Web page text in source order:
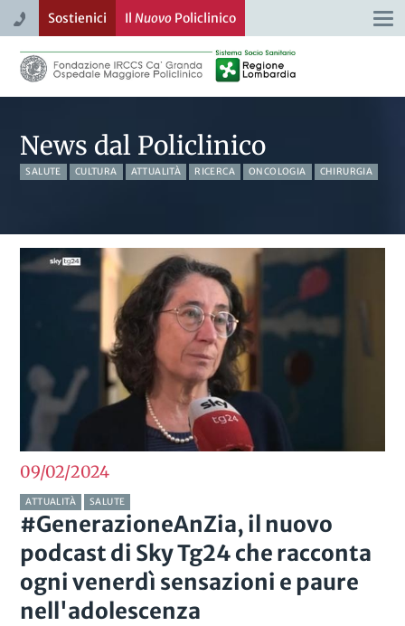
Sostienici Il NuovoPoliclinico
News dal Policlinico
SALUTE CULTURA ATTUALITÀ RICERCA ONCOLOGIA CHIRURGIA
09/022024
ATTUALITÀ SALUTE
#GenerazioneAnZia, il nuovo
podcast di Sky Tg24 che racconta
ogni venerdì sensazioni e paure
nell'adolescenza